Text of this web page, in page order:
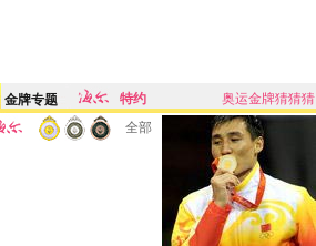
金牌专题 特约
奥运金牌猜猜猜
全部